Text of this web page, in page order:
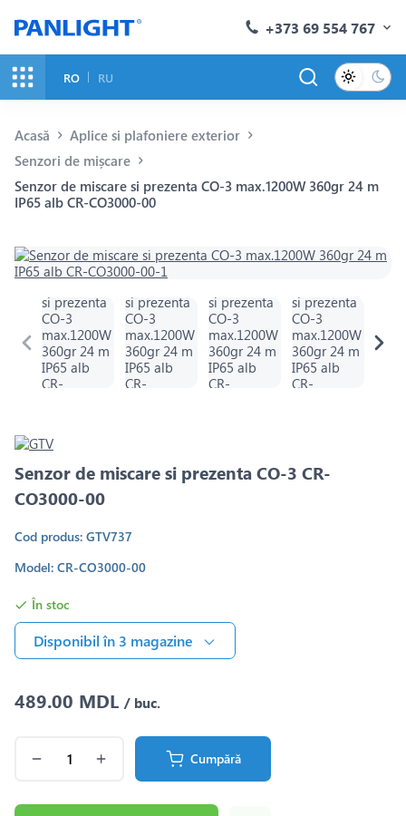
+373 69 554 767
RO RU
Acasă
Aplice si plafoniere exterior
Senzori de mișcare
Senzor de miscare si prezenta CO-3 max.1200W 360gr 24 m
IP65 alb CR-CO3000-00
Senzor de miscare si prezenta CO-3 CR-
CO3000-00
Cod produs: GTV737
Model: CR-CO3000-00
În stoc
Disponibil în 3 magazine
489.00 MDL / buc.
Cumpără